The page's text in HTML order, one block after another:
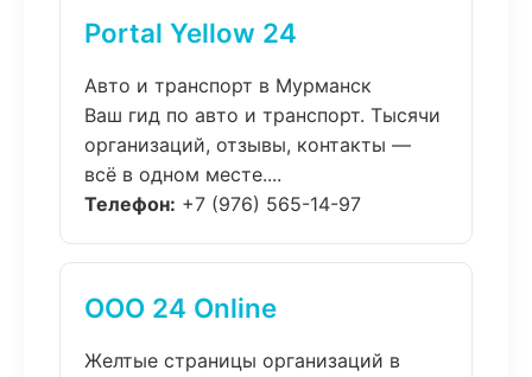
Portal Yellow 24
Авто и транспорт в Мурманск
Ваш гид по авто и транспорт. Тысячи
организаций, отзывы, контакты —
всё в одном месте....
Телефон: +7 (976) 565-14-97
ООО 24 Online
Желтые страницы организаций в